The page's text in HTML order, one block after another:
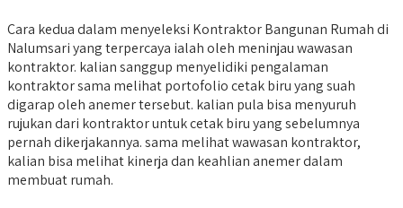
Cara kedua dalam menyeleksi Kontraktor Bangunan Rumah di
Nalumsari yang terpercaya ialah oleh meninjau wawasan
kontraktor. kalian sanggup menyelidiki pengalaman
kontraktor sama melihat portofolio cetak biru yang suah
digarap oleh anemer tersebut. kalian pula bisa menyuruh
rujukan dari kontraktor untuk cetak biru yang sebelumnya
pernah dikerjakannya. sama melihat wawasan kontraktor,
kalian bisa melihat kinerja dan keahlian anemer dalam
membuat rumah.